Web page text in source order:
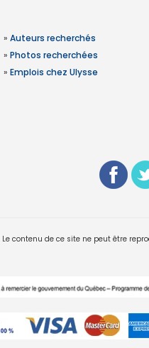
» Auteurs recherchés
» Photos recherchées
» Emplois chez Ulysse
contenu de ce site ne peut être